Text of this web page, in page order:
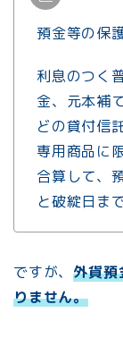
預金等の保
利息のつく
金、元本補
どの貸付信
専用商品に
合算して、
と破綻日ま
ですが、外貨預
りません。